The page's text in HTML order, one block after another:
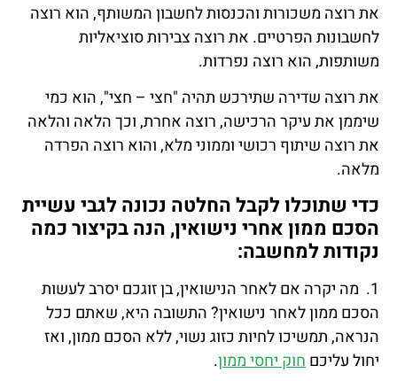
את רוצה משכורות והכנסות לחשבון המשותף, הוא רוצה
לחשבונות הפרטיים. את רוצה צבירות סוציאליות
משותפות, הוא רוצה נפרדות.
את רוצה שדירה שתירכש תהיה "חצי – חצי", הוא כמי
שיממן את עיקר הרכישה, רוצה אחרת, וכך הלאה והלאה
את רוצה שיתוף רכושי וממוני מלא, והוא רוצה הפרדה
מלאה.
כדי שתוכלו לקבל החלטה נכונה לגבי עשיית
הסכם ממון אחרי נישואין, הנה בקיצור כמה
נקודות למחשבה:
1. מה יקרה אם לאחר הנישואין, בן זוגכם יסרב לעשות
הסכם ממון לאחר נישואין? התשובה היא, שאתם ככל
הנראה, תמשיכו לחיות כזוג נשוי, ללא הסכם ממון, ואז
יחול עליכםחוק יחסי ממון.